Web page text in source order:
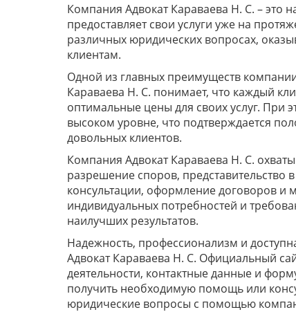
Компания Адвокат Караваева Н. С. – это
предоставляет свои услуги уже на
различных юридических вопросах,
клиентам.
Одной из главных преимуществ компании
Караваева Н. С. понимает, что каждый
оптимальные цены для своих услуг. При
высоком уровне, что подтверждается
довольных клиентов.
Компания Адвокат Караваева Н. С.
разрешение споров, представительство
консультации, оформление договоров и
индивидуальных потребностей и
наилучших результатов.
Надежность, профессионализм и
Адвокат Караваева Н. С. Официальный
деятельности, контактные данные и
получить необходимую помощь или
юридические вопросы с помощью